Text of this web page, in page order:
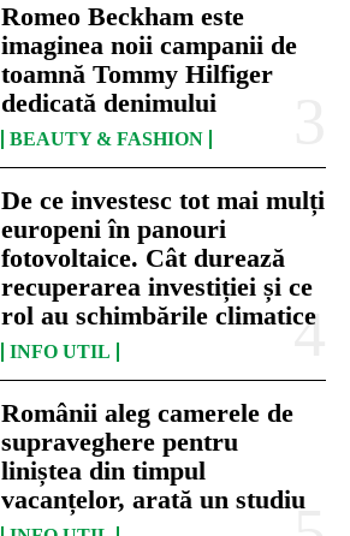
Romeo Beckham este
imaginea noii campanii de
toamnă Tommy Hilfiger
dedicată denimului
BEAUTY & FASHION
De ce investesc tot mai mulți
europeni în panouri
fotovoltaice. Cât durează
recuperarea investiției și ce
rol au schimbările climatice
INFO UTIL
Românii aleg camerele de
supraveghere pentru
liniștea din timpul
vacanțelor, arată un studiu